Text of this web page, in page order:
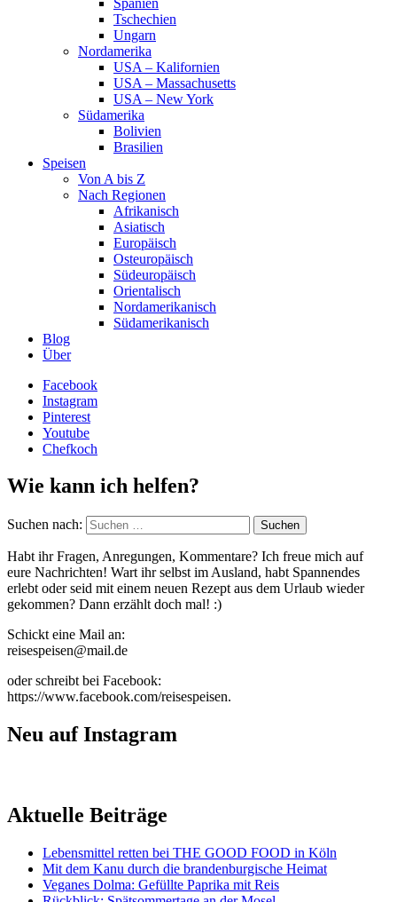
Tschechien
Ungarn
Nordamerika
USA – Kalifornien
USA – Massachusetts
USA – New York
Südamerika
Bolivien
Brasilien
Speisen
Von A bis Z
Nach Regionen
Afrikanisch
Asiatisch
Europäisch
Osteuropäisch
Südeuropäisch
Orientalisch
Nordamerikanisch
Südamerikanisch
Blog
Über
Facebook
Instagram
Pinterest
Youtube
Chefkoch
Wie kann ich helfen?
Suchen nach:
Habt ihr Fragen, Anregungen, Kommentare? Ich freue mich auf
eure Nachrichten! Wart ihr selbst im Ausland, habt Spannendes
erlebt oder seid mit einem neuen Rezept aus dem Urlaub wieder
gekommen? Dann erzählt doch mal! :)
Schickt eine Mail an:
reisespeisen@mail.de
oder schreibt bei Facebook:
https://www.facebook.com/reisespeisen.
Neu auf Instagram
Aktuelle Beiträge
Lebensmittel retten bei THE GOOD FOOD in Köln
Mit dem Kanu durch die brandenburgische Heimat
Veganes Dolma: Gefüllte Paprika mit Reis